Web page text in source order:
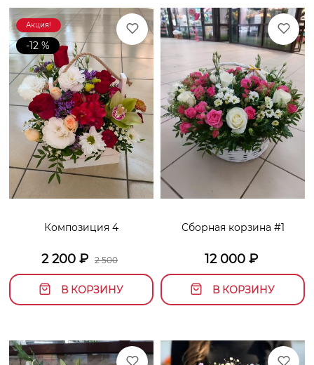
Акция!
-12 %
Композиция 4
2 200 ₽ 2 500
В КОРЗИНУ
Сборная корзина #1
12 000₽
В КОРЗИНУ